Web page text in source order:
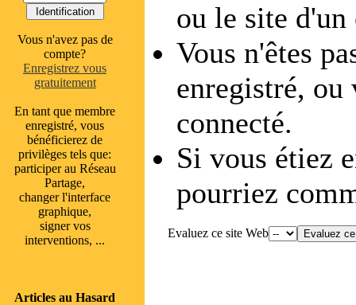
Vous n'avez pas de
compte?
Enregistrez vous
gratuitement
En tant que membre
enregistré, vous
bénéficierez de
privilèges tels que:
participer au Réseau
Partage,
changer l'interface
graphique,
signer vos
interventions, ...
Articles au Hasard
ou le site
Vous n'êtes
enregistré, ou
connecté.
Si vous étiez
pourriez
Evaluez ce site Web